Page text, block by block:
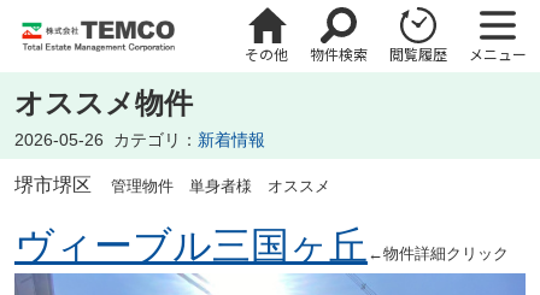
その他 物件検索 閲覧履歴 メニュー
オススメ物件
2026-05-26 カテゴリ： 新着情報
堺市堺区 管理物件 単身者様 オススメ
ヴィーブル三国ヶ丘 ←物件詳細クリック